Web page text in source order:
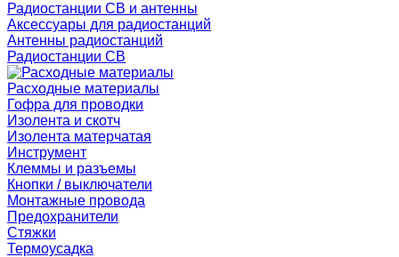
Радиостанции CB и антенны
Аксессуары для радиостанций
Антенны радиостанций
Радиостанции CB
Расходные материалы
Гофра для проводки
Изолента и скотч
Изолента матерчатая
Инструмент
Клеммы и разъемы
Кнопки / выключатели
Монтажные провода
Предохранители
Стяжки
Термоусадка